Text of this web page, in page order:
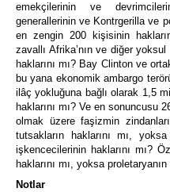
emekçilerinin ve
generallerinin ve Kontrgerilla ve
en zengin 200 kişisinin
zavallı Afrika’nın ve diğer
haklarını mı? Bay Clinton ve
bu yana ekonomik ambargo
ilâç yokluğuna bağlı olarak 1,5
haklarını mı? Ve en sonuncusu
olmak üzere faşizmin
tutsakların haklarını mı,
işkencecilerinin haklarını mı?
haklarını mı, yoksa
Notlar